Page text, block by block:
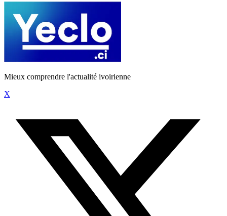
Mieux comprendre l'actualité ivoirienne
X